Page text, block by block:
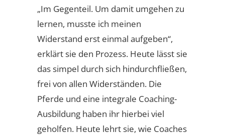
„Im Gegenteil. Um damit umgehen zu
lernen, musste ich meinen
Widerstand erst einmal aufgeben“,
erklärt sie den Prozess. Heute lässt sie
das simpel durch sich hindurchfließen,
frei von allen Widerständen. Die
Pferde und eine integrale Coaching-
Ausbildung haben ihr hierbei viel
geholfen. Heute lehrt sie, wie Coaches